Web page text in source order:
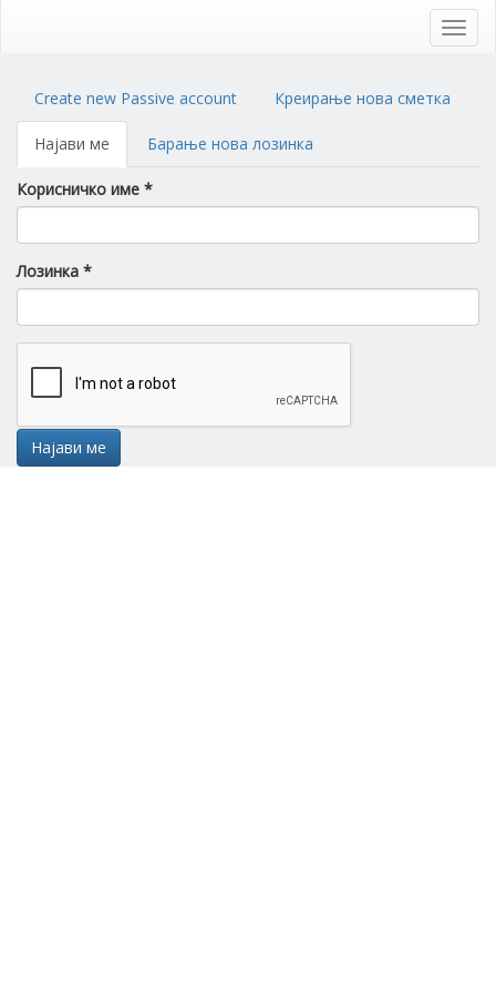
Primary
tabs
Create new Passive account Креирање нова сметка
Најави ме (activeБарање нова лозинка
Корисничко име *
Лозинка *
Најави ме